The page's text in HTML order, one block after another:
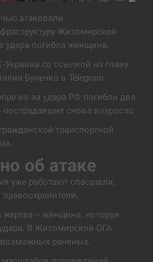
Стефанишиной вручили новое
меру…
ракетний підрозділ КНДР –
ПВО сократились втрое,
чотири баржі для
води до…
атаковали
Житомирской
удара погибла женщина.
со ссылкой на главу
Бунечко в Telegram.
из-за удара РФ погибли два
пострадавших снова возросло
транспортной
об атаке
уже работают спасатели,
жертва – женщина, которая
удара. В Житомирской ОГА
раненых.